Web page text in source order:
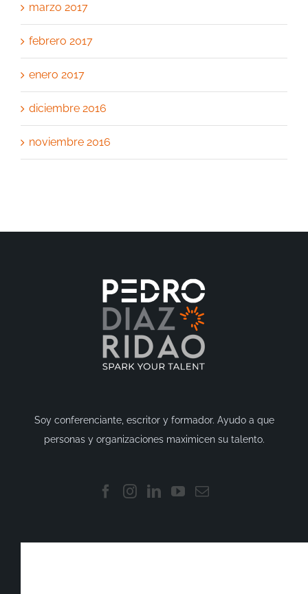
marzo 2017
febrero 2017
enero 2017
diciembre 2016
noviembre 2016
Soy conferenciante, escritor y formador. Ayudo a que
personas y organizaciones maximicen su talento.